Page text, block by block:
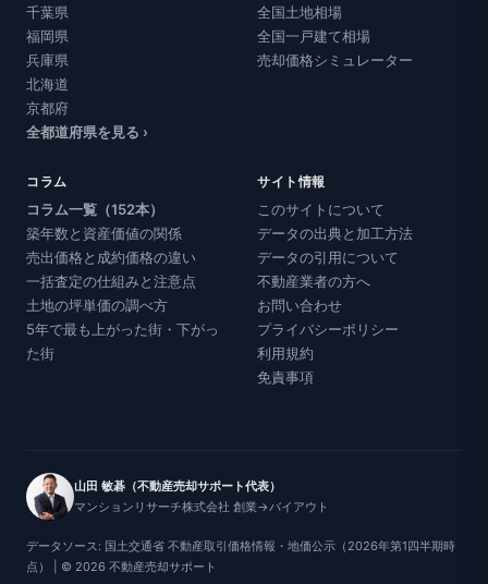
千葉県
福岡県
兵庫県
北海道
京都府
全都道府県を見る ›
全国土地相場
全国一戸建て相場
売却価格シミュレーター
コラム
コラム一覧（152本）
築年数と資産価値の関係
売出価格と成約価格の違い
一括査定の仕組みと注意点
土地の坪単価の調べ方
5年で最も上がった街・下がっ
た街
サイト情報
このサイトについて
データの出典と加工方法
データの引用について
不動産業者の方へ
お問い合わせ
プライバシーポリシー
利用規約
免責事項
山田 敏碁（不動産売却サポート代表）
マンションリサーチ株式会社 創業→バイアウト
データソース: 国土交通省 不動産取引価格情報・地価公示（2026年第1四半期時
点） | © 2026 不動産売却サポート